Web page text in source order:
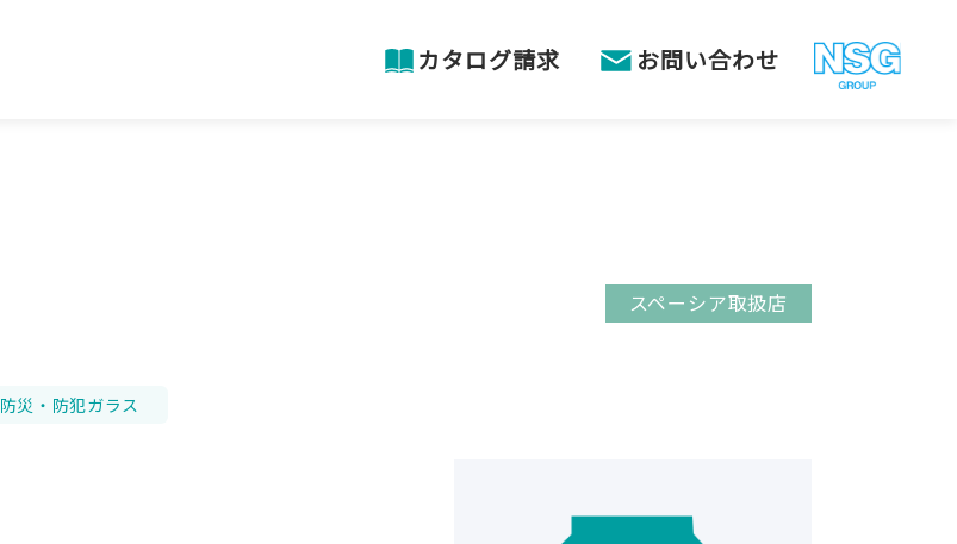
カタログ請求 お問い合わせ
スペーシア取扱店
防災・防犯ガラス